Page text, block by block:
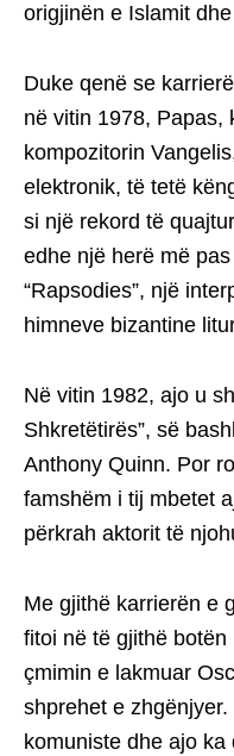
origjinën e Islamit
Duke qenë se
në vitin 1978, Papas,
kompozitorin
elektronik, të tetë
si një rekord të
edhe një herë më
“Rapsodies”, një
himneve bizantine
Në vitin 1982, ajo u
Shkretëtirës”, së
Anthony Quinn. Por
famshëm i tij mbetet
përkrah aktorit të
Me gjithë karrierën e
fitoi në të gjithë
çmimin e lakmuar
shprehet e
komuniste dhe ajo